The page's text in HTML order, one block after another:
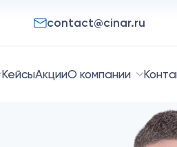
contact@cinar.ru
КейсыАкцииО компании